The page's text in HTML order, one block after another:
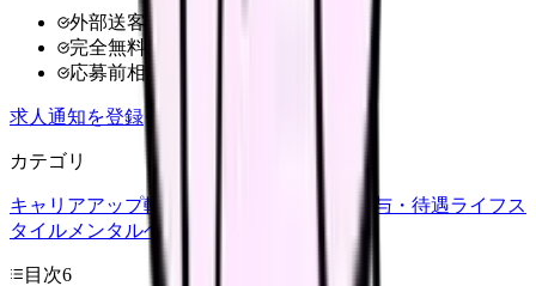
外部送客なし
完全無料
応募前相談OK
求人通知を登録
カテゴリ
キャリアアップ転職ガイド 給与・待遇ライフス
タイル メンタルヘルス
目次6